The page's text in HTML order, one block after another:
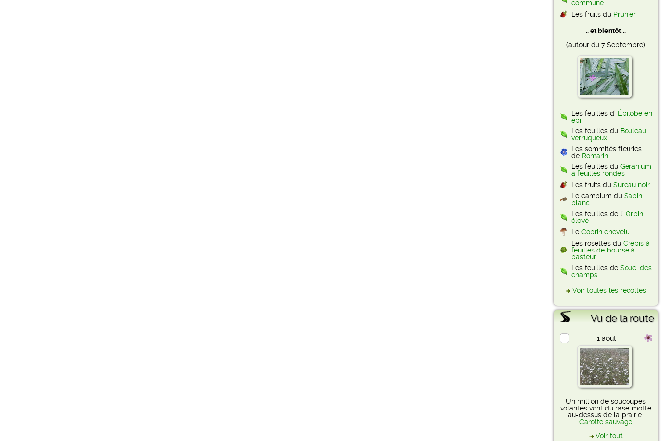
commune
Les fruits du Prunier
.. et bientôt ..
(autour du 7 Septembre)
Les feuilles d' Épilobe en
épi
Les feuilles du Bouleau
verruqueux
Les sommités fleuries
de Romarin
Les feuilles du Géranium
à feuilles rondes
Les fruits du Sureau noir
Le cambium du Sapin
blanc
Les feuilles de l' Orpin
élevé
Le Coprin chevelu
Les rosettes du Crépis à
feuilles de bourse à
pasteur
Les feuilles de Souci des
champs
Voir toutes les récoltes
Vu de la route
1 août
Un million de soucoupes
volantes vont du rase-motte
au-dessus de la prairie.
Carotte sauvage
Voir tout